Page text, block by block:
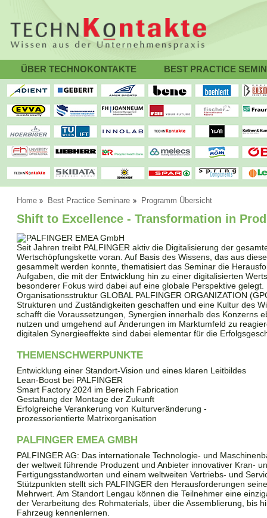
ÜBER TECHNOKONTAKTE BEST PRACTICE
Home Best Practice Seminare Programm Übersicht
Shift to Excellence - Transformation in
Seit Jahren treibt PALFINGER aktiv die Digitalisierung der
Wertschöpfungskette voran. Auf Basis des Wissens, das aus
gesammelt werden konnte, thematisiert das Seminar die
Aufgaben, die mit der Entwicklung hin zu einer digitalisierten
besonderer Fokus wird dabei auf eine globale Perspektive
Organisationsstruktur GLOBAL PALFINGER ORGANIZATION
Strukturen und Zuständigkeiten geschaffen und eine Kultur des
schafft die Voraussetzungen, Synergien innerhalb des Konzerns
nutzen und umgehend auf Änderungen im Marktumfeld zu
digitalen Synergieeffekte sind dabei elementar für die
THEMENSCHWERPUNKTE
Entwicklung einer Standort-Vision und eines klaren Leitbildes
Lean-Boost bei PALFINGER
Smart Factory 2024 im Bereich Fabrication
Gestaltung der Montage der Zukunft
Erfolgreiche Verankerung von Kulturveränderung -
prozessorientierte Matrixorganisation
PALFINGER EMEA GMBH
PALFINGER AG: Das internationale Technologie- und
der weltweit führende Produzent und Anbieter innovativer Kran-
Fertigungsstandworten und einem weltweiten Vertriebs- und
Stützpunkten stellt sich PALFINGER den Herausforderungen
Mehrwert. Am Standort Lengau können die Teilnehmer eine
der Verarbeitung des Rohmaterials, über die Assemblierung, bis
Fahrzeug kennenlernen.